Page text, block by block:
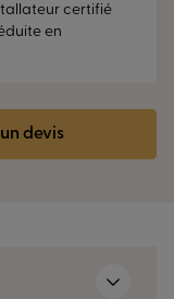
certifié
en
devis